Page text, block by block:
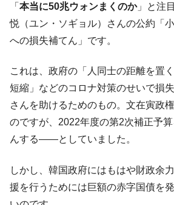
『Money1』
韓国K9専用砲弾･装薬
兵器「K10」が改良に乗り出す。
体だけで410億ドル、輸出全体の41％
『Money1』
韓国･李在明「青年層
や、若者に起業させよう」⇒ どんな雇
『Money1』
【韓国の外貨準備】
ル。外平債の発行「19.4億ドル」
ーにウソのデータを入力したのは明白
『Money1』
韓国･李在明さっそく
言。
「 本当に50兆ウォンまくのか」と注
悦（ユン・ソギョル）さんの公約「
への損失補てん」です。
これは、政府の「人同士の距離を置
短縮」などのコロナ対策のせいで損
さんを助けるためのもの。文在寅政
のですが、2022年度の第2次補正予
んする――としていました。
しかし、韓国政府にはもはや財政余
援を行うためには巨額の赤字国債を